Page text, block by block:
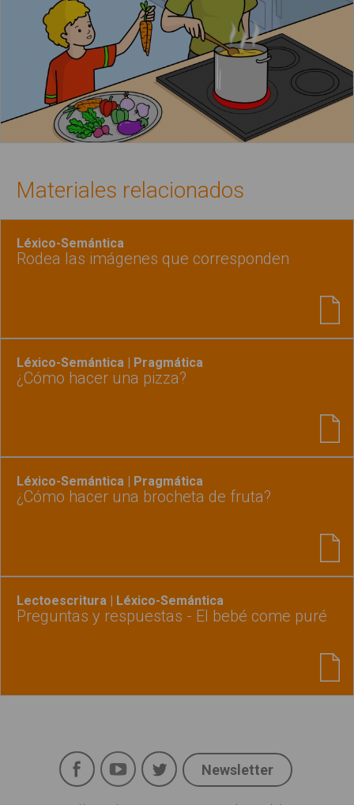
Materiales relacionados
Léxico-Semántica
Rodea las imágenes que corresponden
Léxico-Semántica | Pragmática
¿Cómo hacer una pizza?
Léxico-Semántica | Pragmática
¿Cómo hacer una brocheta de fruta?
Lectoescritura | Léxico-Semántica
Preguntas y respuestas - El bebé come puré
Social
FacebookYouTubeTwitter
Newsletter